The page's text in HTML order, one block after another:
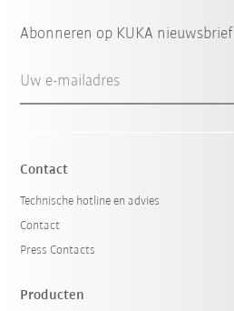
Abonneren op KUKA nieuwsbrief
Uw e-mailadres
Contact
Technische hotline en advies
Contact
Press Contacts
Producten